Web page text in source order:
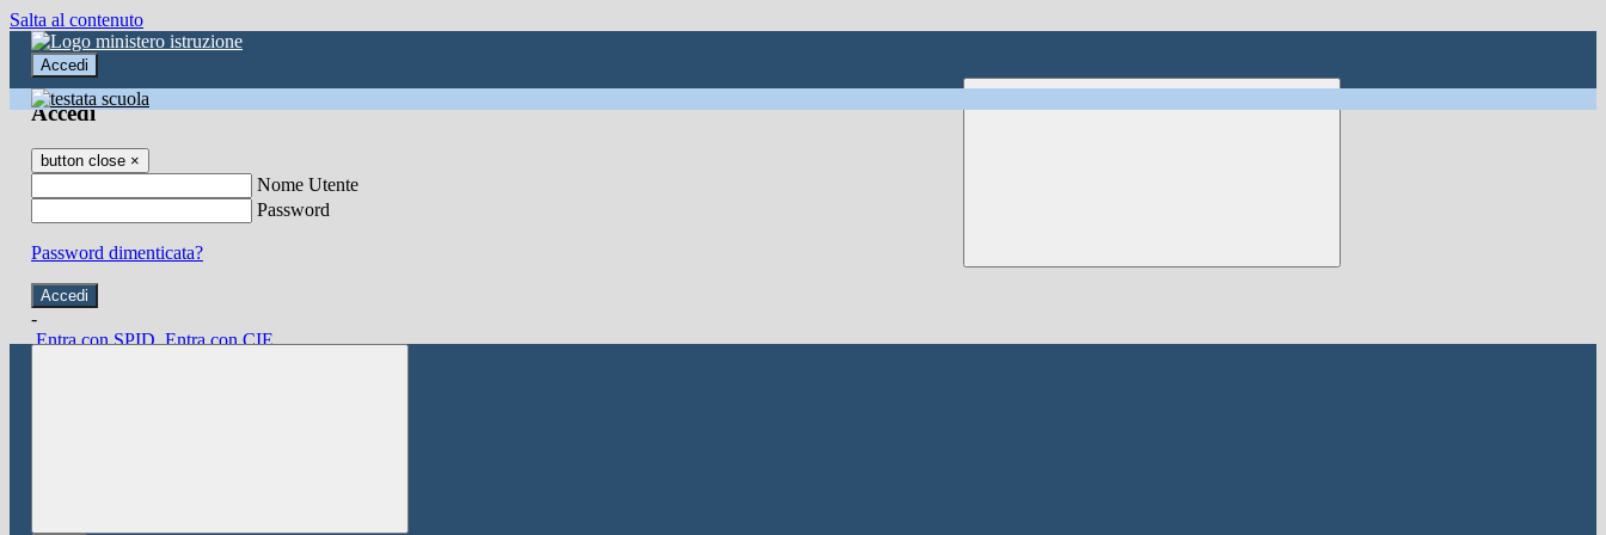
Salta al contenuto
Accedi
Accedi
button close ×
Nome Utente
Password
Password dimenticata?
-
Entra con SPID Entra con CIE
button close ×